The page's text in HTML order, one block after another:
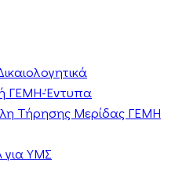
ΓΕΜΗ-Έντυπα
Τήρησης Μερίδας ΓΕΜΗ
για ΥΜΣ